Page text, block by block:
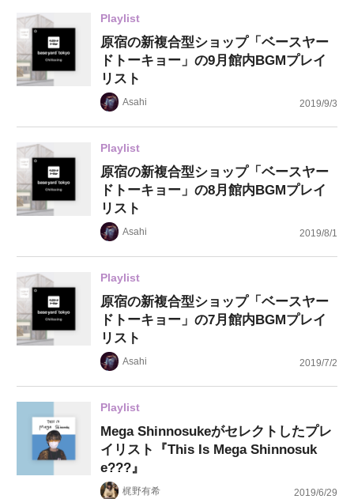
Playlist
原宿の新複合型ショップ「ベースヤー
ドトーキョー」の9月館内BGMプレイ
リスト
Asahi 2019/9/3
Playlist
原宿の新複合型ショップ「ベースヤー
ドトーキョー」の8月館内BGMプレイ
リスト
Asahi 2019/8/1
Playlist
原宿の新複合型ショップ「ベースヤー
ドトーキョー」の7月館内BGMプレイ
リスト
Asahi 2019/7/2
Playlist
Mega Shinnosukeがセレクトしたプレ
イリスト『This Is Mega Shinnosuk
e???』
梶野有希 2019/6/29